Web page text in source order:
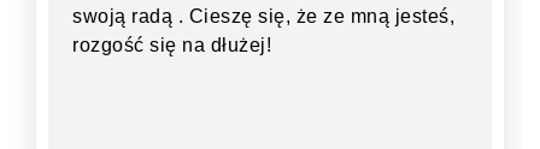
swoją radą . Cieszę się, że ze mną jesteś,
rozgość się na dłużej!